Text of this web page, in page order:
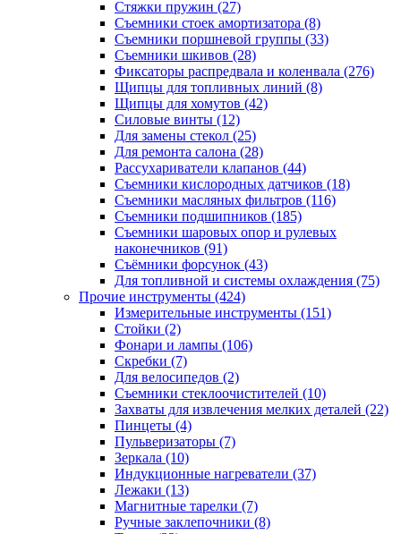
Стяжки пружин (27)
Съемники стоек амортизатора (8)
Съемники поршневой группы (33)
Съемники шкивов (28)
Фиксаторы распредвала и коленвала (276)
Щипцы для топливных линий (8)
Щипцы для хомутов (42)
Силовые винты (12)
Для замены стекол (25)
Для ремонта салона (28)
Рассухариватели клапанов (44)
Съемники кислородных датчиков (18)
Съемники масляных фильтров (116)
Съемники подшипников (185)
Съемники шаровых опор и рулевых
наконечников (91)
Съёмники форсунок (43)
Для топливной и системы охлаждения (75)
Прочие инструменты (424)
Измерительные инструменты (151)
Стойки (2)
Фонари и лампы (106)
Скребки (7)
Для велосипедов (2)
Съемники стеклоочистителей (10)
Захваты для извлечения мелких деталей (22)
Пинцеты (4)
Пульверизаторы (7)
Зеркала (10)
Индукционные нагреватели (37)
Лежаки (13)
Магнитные тарелки (7)
Ручные заклепочники (8)